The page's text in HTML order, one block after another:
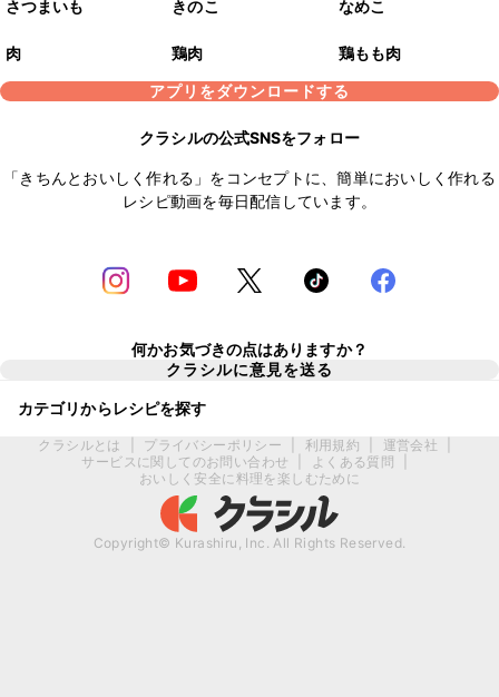
さつまいも きのこ なめこ
肉 鶏肉
鶏もも肉
アプリをダウンロードする
クラシルの公式SNSをフォロー
「きちんとおいしく作れる」をコンセプトに、簡単においしく作れる
レシピ動画を毎日配信しています。
何かお気づきの点はありますか？
クラシルに意見を送る
カテゴリからレシピを探す
クラシルとは プライバシーポリシー 利用規約 運営会社
サービスに関してのお問い合わせ
よくある質問
おいしく安全に料理を楽しむために
Copyright© Kurashiru, Inc. All Rights Reserved.